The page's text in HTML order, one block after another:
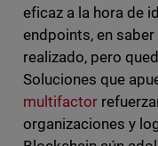
eficaz a la hora de
endpoints, en
realizado, pero
Soluciones que
multifactor
organizaciones y